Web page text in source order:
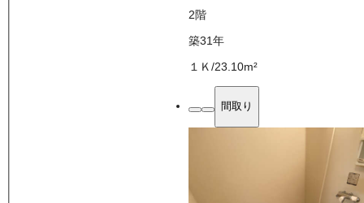
2階
築31年
１Ｋ /23.10m²
間取り